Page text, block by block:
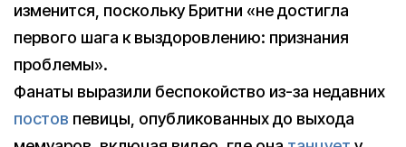
изменится, поскольку Бритни «не достигла
первого шага к выздоровлению: признания
проблемы».
Фанаты выразили беспокойство из-за недавних
постов певицы, опубликованных до выхода